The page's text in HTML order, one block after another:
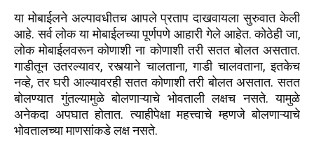
या मोबाईलने अल्पावधीतच आपले प्रताप दाखवायला सुरुवात केली
आहे. सर्व लोक या मोबाईलच्या पूर्णपणे आहारी गेले आहेत. कोठेही जा,
लोक मोबाईलवरून कोणाशी ना कोणाशी तरी सतत बोलत असतात.
गाडीतून उतरल्यावर, रस्त्याने चालताना, गाडी चालवताना, इतकेच
नव्हे, तर घरी आल्यावरही सतत कोणाशी तरी बोलत असतात. सतत
बोलण्यात गुंतल्यामुळे बोलणाऱ्याचे भोवताली लक्षच नसते. यामुळे
अनेकदा अपघात होतात. त्याहीपेक्षा महत्त्वाचे म्हणजे बोलणाऱ्याचे
भोवतालच्या माणसांकडे लक्ष नसते.